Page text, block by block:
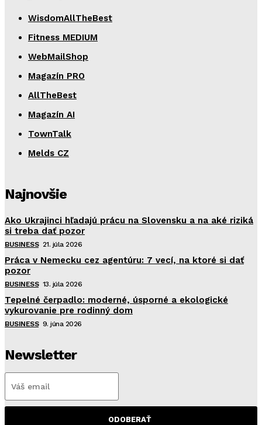
WisdomAllTheBest
Fitness MEDIUM
WebMailShop
Magazín PRO
AllTheBest
Magazín AI
TownTalk
Melds CZ
Najnovšie
Ako Ukrajinci hľadajú prácu na Slovensku a na aké riziká
si treba dať pozor
BUSINESS 21. júla 2026
Práca v Nemecku cez agentúru: 7 vecí, na ktoré si dať
pozor
BUSINESS 13. júla 2026
Tepelné čerpadlo: moderné, úsporné a ekologické
vykurovanie pre rodinný dom
BUSINESS 9. júna 2026
Newsletter
ODOBERAŤ